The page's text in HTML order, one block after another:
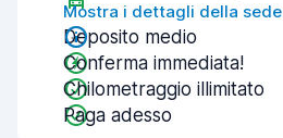
Mostra i dettagli della sede
Deposito medio
Conferma immediata!
Chilometraggio illimitato
Paga adesso